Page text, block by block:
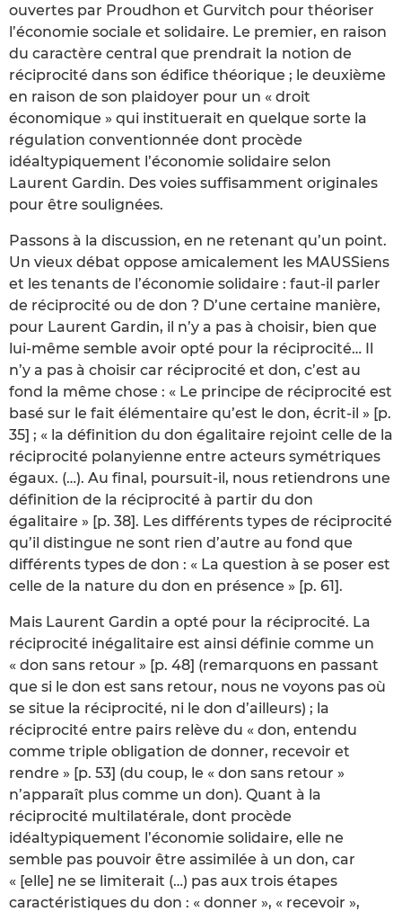
ouvertes par Proudhon et Gurvitch pour théoriser
l’économie sociale et solidaire. Le premier, en raison
du caractère central que prendrait la notion de
réciprocité dans son édifice théorique ; le deuxième
en raison de son plaidoyer pour un « droit
économique » qui instituerait en quelque sorte la
régulation conventionnée dont procède
idéaltypiquement l’économie solidaire selon
Laurent Gardin. Des voies suffisamment originales
pour être soulignées.
Passons à la discussion, en ne retenant qu’un point.
Un vieux débat oppose amicalement les MAUSSiens
et les tenants de l’économie solidaire : faut-il parler
de réciprocité ou de don ? D’une certaine manière,
pour Laurent Gardin, il n’y a pas à choisir, bien que
lui-même semble avoir opté pour la réciprocité… Il
n’y a pas à choisir car réciprocité et don, c’est au
fond la même chose : « Le principe de réciprocité est
basé sur le fait élémentaire qu’est le don, écrit-il » [p.
35] ; « la définition du don égalitaire rejoint celle de la
réciprocité polanyienne entre acteurs symétriques
égaux. (…). Au final, poursuit-il, nous retiendrons une
définition de la réciprocité à partir du don
égalitaire » [p. 38]. Les différents types de réciprocité
qu’il distingue ne sont rien d’autre au fond que
différents types de don : « La question à se poser est
celle de la nature du don en présence » [p. 61].
Mais Laurent Gardin a opté pour la réciprocité. La
réciprocité inégalitaire est ainsi définie comme un
« don sans retour » [p. 48] (remarquons en passant
que si le don est sans retour, nous ne voyons pas où
se situe la réciprocité, ni le don d’ailleurs) ; la
réciprocité entre pairs relève du « don, entendu
comme triple obligation de donner, recevoir et
rendre » [p. 53] (du coup, le « don sans retour »
n’apparaît plus comme un don). Quant à la
réciprocité multilatérale, dont procède
idéaltypiquement l’économie solidaire, elle ne
semble pas pouvoir être assimilée à un don, car
« [elle] ne se limiterait (…) pas aux trois étapes
caractéristiques du don : « donner », « recevoir »,